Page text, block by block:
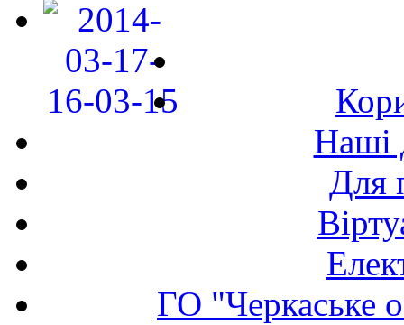
Наші
Для
ГО "Черкаське